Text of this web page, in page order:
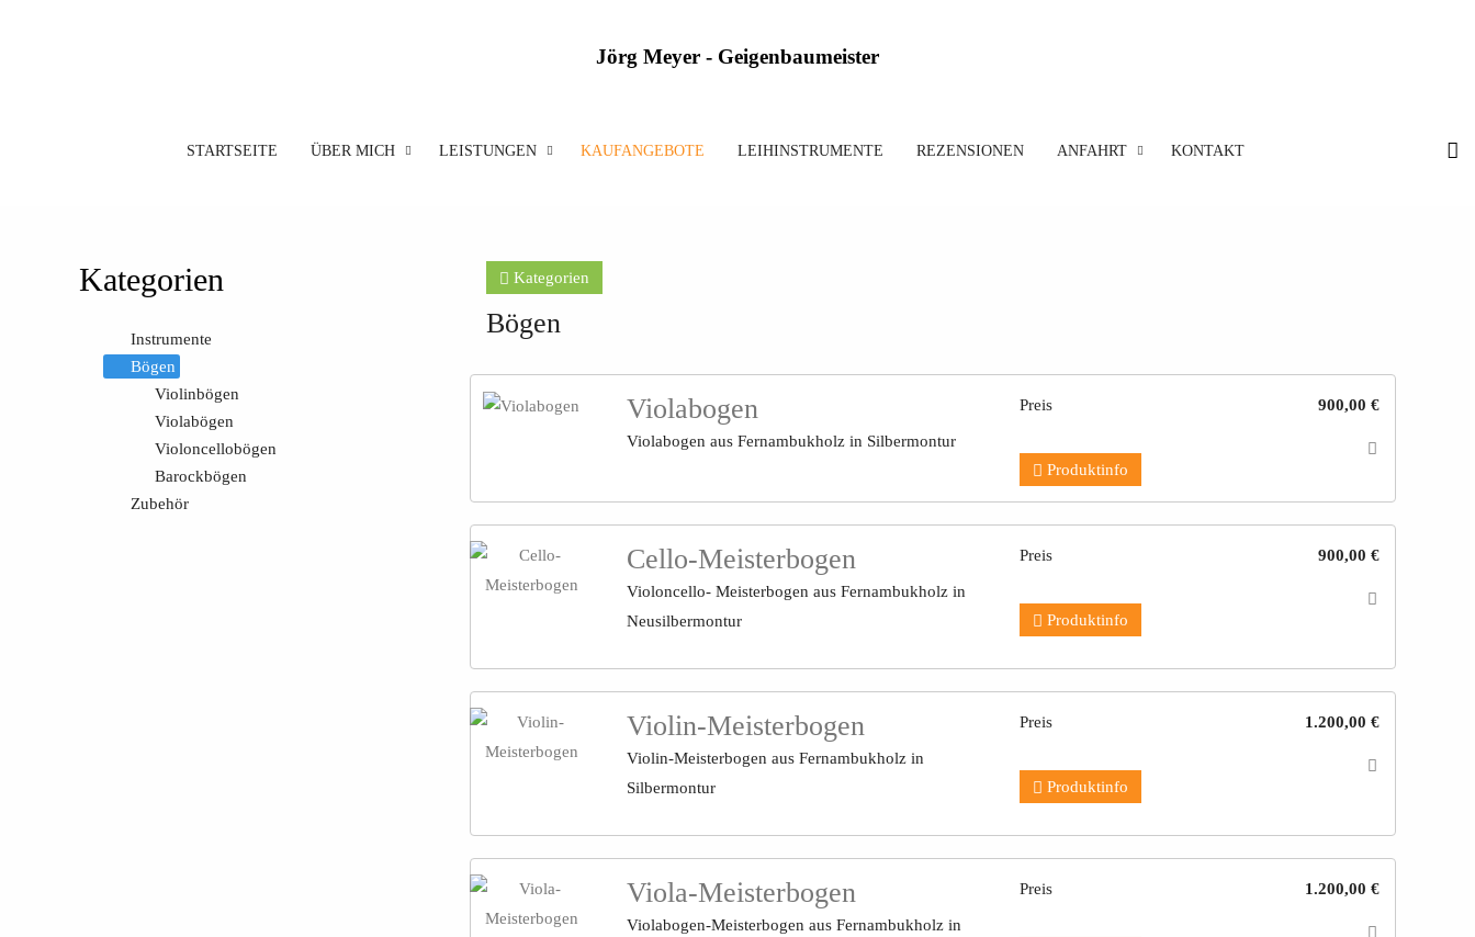
Jörg Meyer - Geigenbaumeister
STARTSEITE ÜBER MICH LEISTUNGEN KAUFANGEBOTE LEIHINSTRUMENTE REZENSIONEN ANFAHRT KONTAKT
Kategorien
Bögen
Violabogen
Violabogen aus Fernambukholz in Silbermontur
Preis 900,00 €
Produktinfo
Cello-Meisterbogen
Violoncello- Meisterbogen aus Fernambukholz in
Neusilbermontur
Preis 900,00 €
Produktinfo
Violin-Meisterbogen
Violin-Meisterbogen aus Fernambukholz in
Silbermontur
Preis 1.200,00 €
Produktinfo
Viola-Meisterbogen
Violabogen-Meisterbogen aus Fernambukholz in
Preis 1.200,00 €
Kategorien
Instrumente
Bögen
Violinbögen
Violabögen
Violoncellobögen
Barockbögen
Zubehör